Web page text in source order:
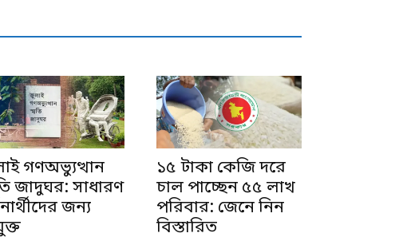
গণঅভ্যুত্থান
জাদুঘর: সাধারণ
জন্য
১৫ টাকা কেজি দরে
চাল পাচ্ছেন ৫৫ লাখ
পরিবার: জেনে নিন
বিস্তারিত